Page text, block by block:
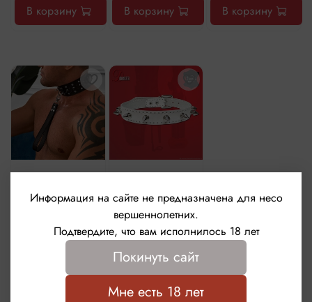
В корзину В корзину В корзину
Ошейник
кожаный с
шипами "Деспот"
4 990 ₽
Ошейник БДСМ
"Цербер", белый
1 990 ₽
В корзину
Информация на сайте не предназначена для несо
вершеннолетних.
Подтвердите, что вам исполнилось 18 лет
Покинуть сайт
Мне есть 18 лет